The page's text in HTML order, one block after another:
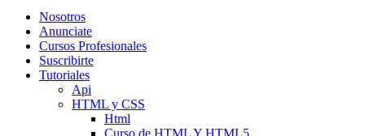
Nosotros
Anunciate
Cursos Profesionales
Suscribirte
Tutoriales
Api
HTML y CSS
Html